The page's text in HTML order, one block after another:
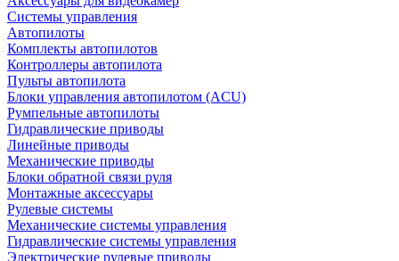
Системы управления
Автопилоты
Комплекты автопилотов
Контроллеры автопилота
Пульты автопилота
Блоки управления автопилотом (ACU)
Румпельные автопилоты
Гидравлические приводы
Линейные приводы
Механические приводы
Блоки обратной связи руля
Монтажные аксессуары
Рулевые системы
Механические системы управления
Гидравлические системы управления
Электрические рулевые приводы